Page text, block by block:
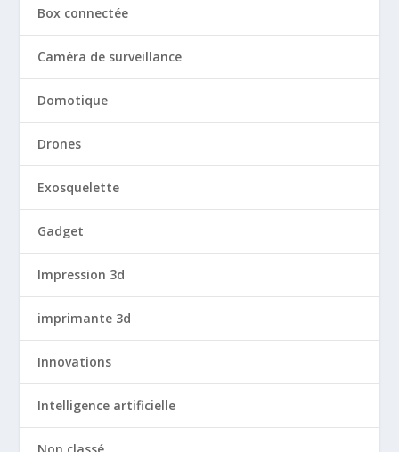
Box connectée
Caméra de surveillance
Domotique
Drones
Exosquelette
Gadget
Impression 3d
imprimante 3d
Innovations
Intelligence artificielle